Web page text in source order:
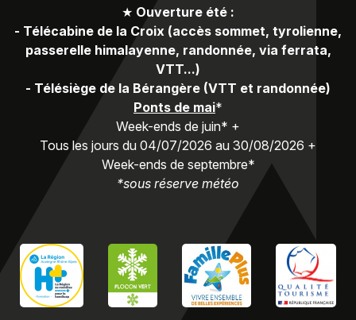
★ Ouverture été :
- Télécabine de la Croix (accès sommet, tyrolienne,
passerelle himalayenne, randonnée, via ferrata,
VTT...)
- Télésiège de la Bérangère (VTT et randonnée)
Ponts de mai*
Week-ends de juin* +
Tous les jours du 04/07/2026 au 30/08/2026 +
Week-ends de septembre*
*sous réserve météo